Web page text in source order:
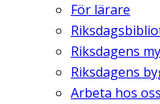
För lärare
Riksdagens
Riksdagens
Arbeta hos oss